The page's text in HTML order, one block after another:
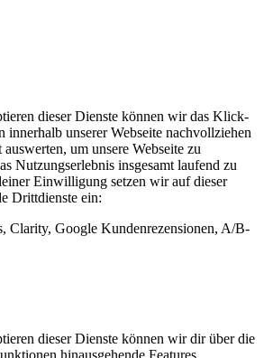
dieser Dienste können wir das Klick-
innerhalb unserer Webseite nachvollziehen
um unsere Webseite zu
Nutzungserlebnis insgesamt laufend zu
Einwilligung setzen wir auf dieser
Drittdienste ein:
Clarity, Google Kundenrezensionen, A/B-
dieser Dienste können wir dir über die
hinausgehende Features